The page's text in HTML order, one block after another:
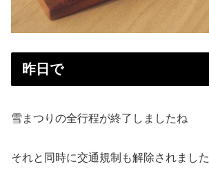
昨日で
雪まつりの全行程が終了しましたね
それと同時に交通規制も解除されました